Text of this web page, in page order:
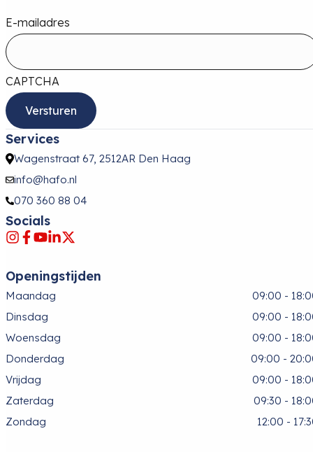
E-mailadres
CAPTCHA
Services
Wagenstraat 67, 2512AR Den Haag
info@hafo.nl
070 360 88 04
Socials
Openingstijden
Maandag
09:00 -
Dinsdag
09:00 -
Woensdag
09:00 -
Donderdag
09:00 -
Vrijdag
09:00 -
Zaterdag
09:30 -
Zondag
12:00 -